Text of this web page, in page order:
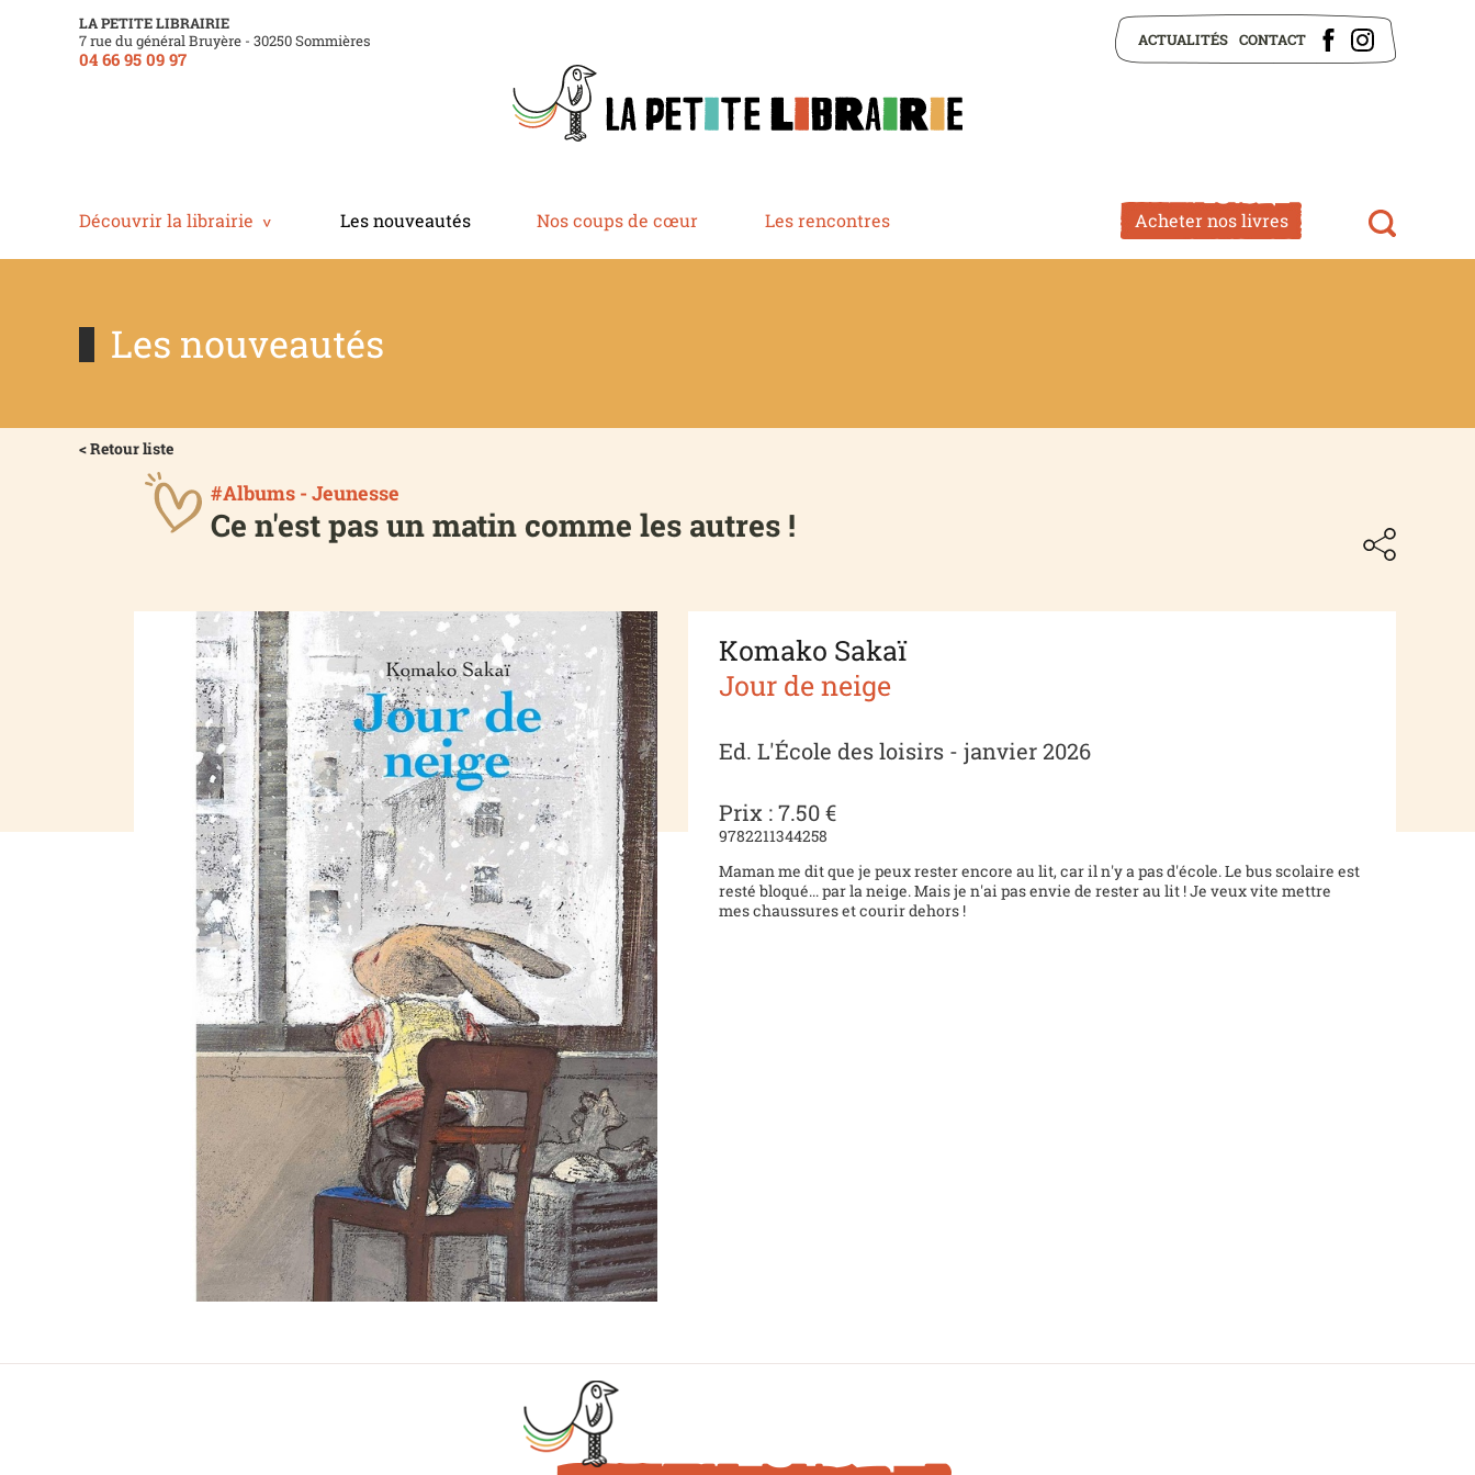
LA PETITE LIBRAIRIE
7 rue du général Bruyère - 30250 Sommières
04 66 95 09 97
ACTUALITÉS CONTACT
Découvrir la librairie Les nouveautés Nos coups de cœur Les rencontres Acheter nos livres
Les nouveautés
< Retour liste
#Albums - Jeunesse
Ce n'est pas un matin comme les autres !
Komako Sakaï
Jour de neige
Ed. L'École des loisirs - janvier 2026
Prix : 7.50 €
9782211344258
Maman me dit que je peux rester encore au lit, car il n'y a pas d'école. Le bus scolaire est
resté bloqué... par la neige. Mais je n'ai pas envie de rester au lit ! Je veux vite mettre
mes chaussures et courir dehors !